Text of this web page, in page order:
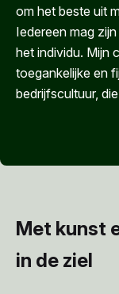
om het beste uit
Iedereen mag
het individu. Mijn
toegankelijke en
bedrijfscultuur,
Met kunst
in de ziel